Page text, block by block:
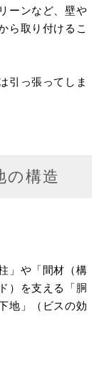
ーンなど、壁や
ら取り付けるこ
引っ張ってしま
の構造
」や「間材（構
）を支える「胴
地」（ビスの効